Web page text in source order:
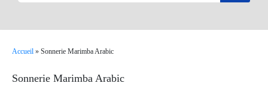
Accueil » Sonnerie Marimba Arabic
Sonnerie Marimba Arabic